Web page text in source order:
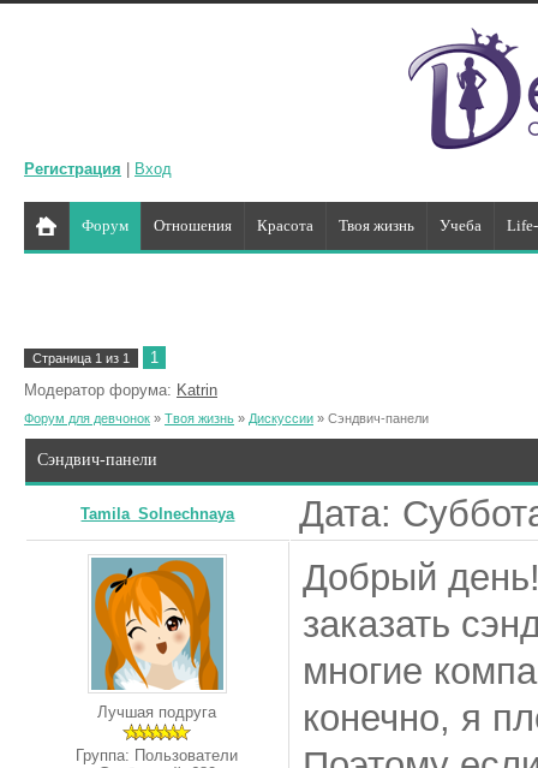
Регистрация Вход
Форум Отношения Красота Твоя жизнь Учеба
Страница 1 из 1
1
Модератор форума: Katrin
Форум для девчонок » Твоя жизнь » Дискуссии » Сэндвич-панели
Сэндвич-панели
Tamila_Solnechnaya Дата:
Лучшая подруга
Группа: Пользователи
Добрый
заказать
многие
конечно, я